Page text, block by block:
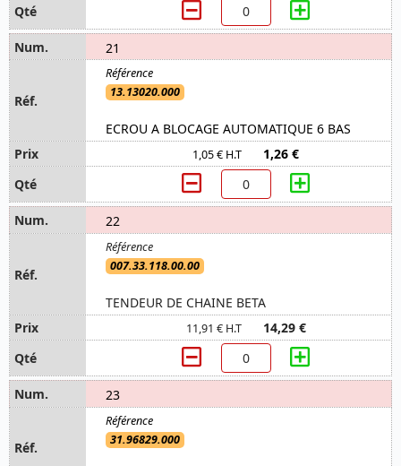
21
13.13020.000
ECROU A BLOCAGE AUTOMATIQUE 6 BAS
1,05 € H.T 1,26 €
22
007.33.118.00.00
TENDEUR DE CHAINE BETA
11,91 € H.T 14,29 €
23
31.96829.000